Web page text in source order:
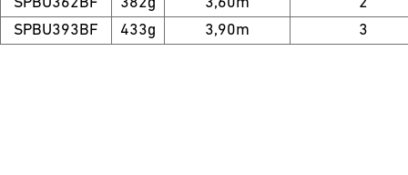
SPBU362BF 382g 3,60m
2
SPBU393BF
433g 3,90m 3